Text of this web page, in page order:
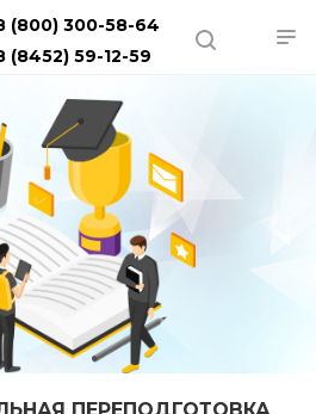
(800) 300-58-64
(8452) 59-12-59